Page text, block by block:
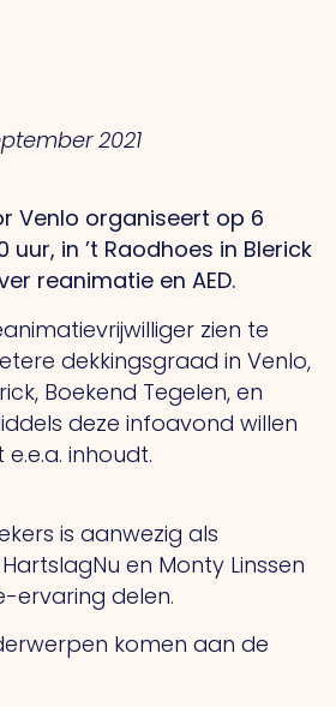
2021
Venlo organiseert op 6
uur, in ’t Raodhoes in Blerick
reanimatie en AED.
zien te
dekkingsgraad in Venlo,
Boekend Tegelen, en
deze infoavond willen
inhoudt.
is aanwezig als
en Monty Linssen
ervaring delen.
komen aan de